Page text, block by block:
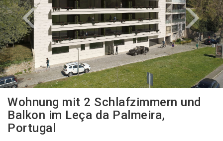
Wohnung mit 2 Schlafzimmern und
Balkon im Leça da Palmeira,
Portugal